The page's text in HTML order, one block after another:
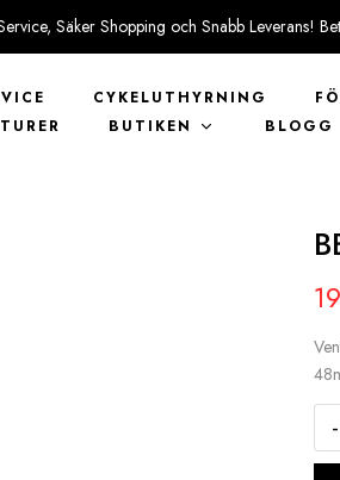
Säker Shopping och Snabb Leverans!
CYKELUTHYRNING
BUTIKEN BLOGG
-